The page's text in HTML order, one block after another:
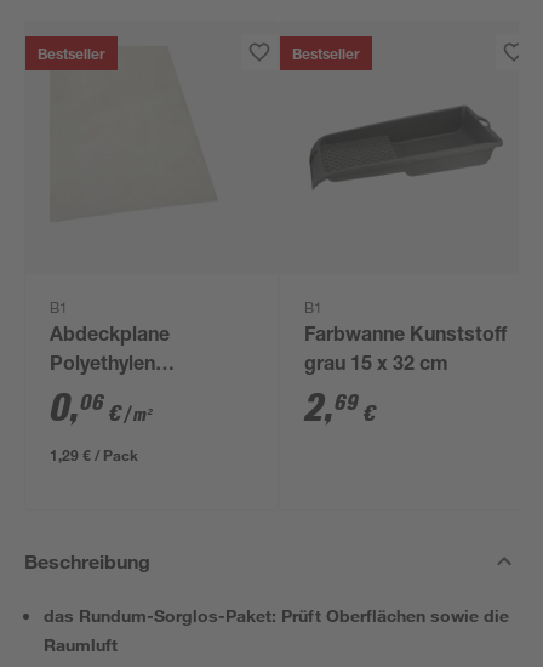
Bestseller
B1
Abdeckplane
Polyethylen
transparent 4 x 5 m
0,06 €/ m²
1,29 € / Pack
Bestseller
B1
Farbwanne Kunststoff
grau 15 x 32 cm
2,69 €
Beschreibung
das Rundum-Sorglos-Paket: Prüft Oberflächen sowie die
Raumluft